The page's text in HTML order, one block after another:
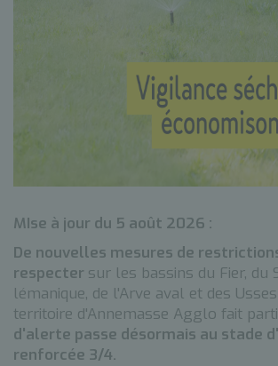
MIse à jour du 5 août 2026 :
De nouvelles mesures de
respecter sur les bassins du Fier, du
lémanique, de l'Arve aval et des
territoire d'Annemasse Agglo fait
d'alerte passe désormais au stade
renforcée 3/4.